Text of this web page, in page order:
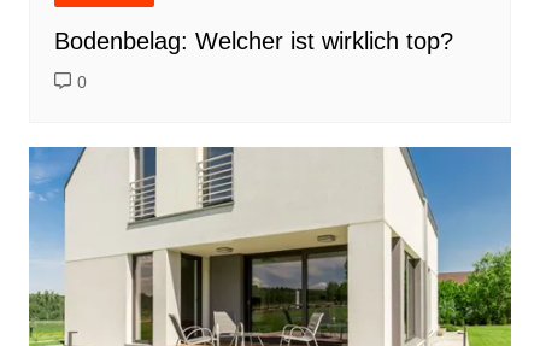
Bodenbelag: Welcher ist wirklich top?
0